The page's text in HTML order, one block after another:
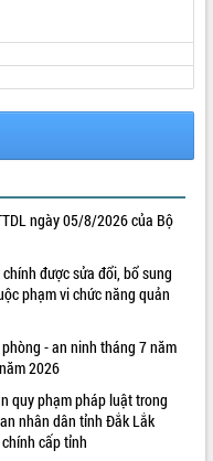
ngày 05/8/2026 của Bộ
được sửa đổi, bổ sung
phạm vi chức năng quản
- an ninh tháng 7 năm
2026
quy phạm pháp luật trong
nhân dân tỉnh Đắk Lắk
cấp tỉnh